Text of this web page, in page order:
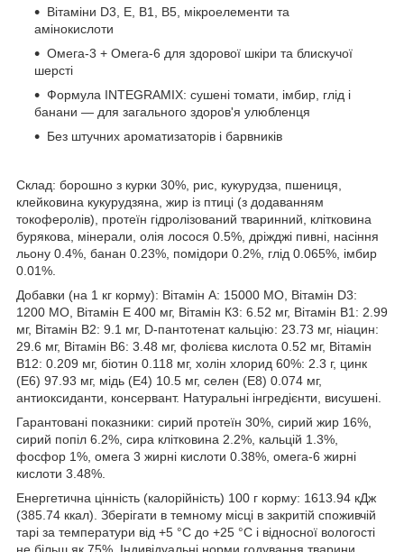
Вітаміни D3, E, B1, B5, мікроелементи та
амінокислоти
Омега-3 + Омега-6 для здорової шкіри та блискучої
шерсті
Формула INTEGRAMIX: сушені томати, імбир, глід і
банани — для загального здоров'я улюбленця
Без штучних ароматизаторів і барвників
Склад: борошно з курки 30%, рис, кукурудза, пшениця,
клейковина кукурудзяна, жир із птиці (з додаванням
токоферолів), протеїн гідролізований тваринний, клітковина
бурякова, мінерали, олія лосося 0.5%, дріжджі пивні, насіння
льону 0.4%, банан 0.23%, помідори 0.2%, глід 0.065%, імбир
0.01%.
Добавки (на 1 кг корму): Вітамін А: 15000 МО, Вітамін D3:
1200 МО, Вітамін Е 400 мг, Вітамін К3: 6.52 мг, Вітамін В1: 2.99
мг, Вітамін В2: 9.1 мг, D-пантотенат кальцію: 23.73 мг, ніацин:
29.6 мг, Вітамін В6: 3.48 мг, фолієва кислота 0.52 мг, Вітамін
В12: 0.209 мг, біотин 0.118 мг, холін хлорид 60%: 2.3 г, цинк
(Е6) 97.93 мг, мідь (Е4) 10.5 мг, селен (E8) 0.074 мг,
антиоксиданти, консервант. Натуральні інгредієнти, висушені.
Гарантовані показники: сирий протеїн 30%, сирий жир 16%,
сирий попіл 6.2%, сира клітковина 2.2%, кальцій 1.3%,
фосфор 1%, омега 3 жирні кислоти 0.38%, омега-6 жирні
кислоти 3.48%.
Енергетична цінність (калорійність) 100 г корму: 1613.94 кДж
(385.74 ккал). Зберігати в темному місці в закритій споживчій
тарі за температури від +5 °C до +25 °C і відносної вологості
не більш як 75%. Індивідуальні норми годування тварини